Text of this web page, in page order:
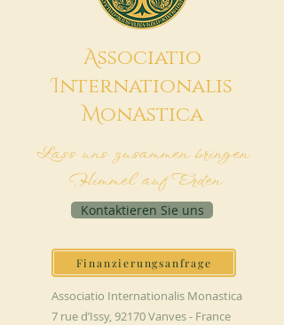
Associatio
Internationalis
MonAstica
Lass uns zusammen bringen
Himmel auf Erden
Kontaktieren Sie uns
Finanzierungsanfrage
Associatio Internationalis Monastica
7 rue d’Issy, 92170 Vanves - France